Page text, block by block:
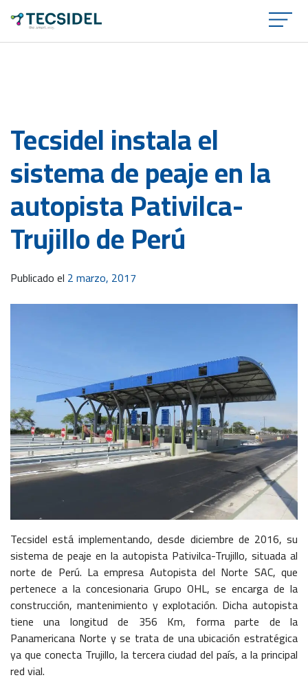
×
Tecsidel instala el
sistema de peaje en la
autopista Pativilca-
Trujillo de Perú
Publicado el 2 marzo, 2017
Tecsidel está implementando, desde diciembre de 2016, su
sistema de peaje en la autopista Pativilca-Trujillo, situada al
norte de Perú. La empresa Autopista del Norte SAC, que
pertenece a la concesionaria Grupo OHL, se encarga de la
construcción, mantenimiento y explotación. Dicha autopista
tiene una longitud de 356 Km, forma parte de la
Panamericana Norte y se trata de una ubicación estratégica
ya que conecta Trujillo, la tercera ciudad del país, a la principal
red vial.